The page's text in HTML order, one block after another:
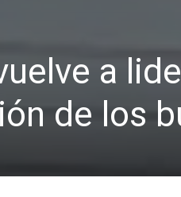
a
de los